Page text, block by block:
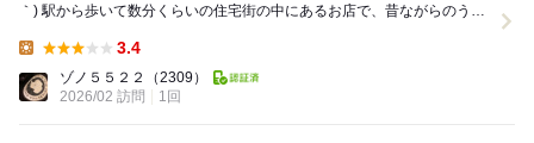
｀) 駅から歩いて数分くらいの住宅街の中にあるお店で、昔ながらのうど
3.4
ゾノ５５２２
（2309）
2026/02 訪問
1回